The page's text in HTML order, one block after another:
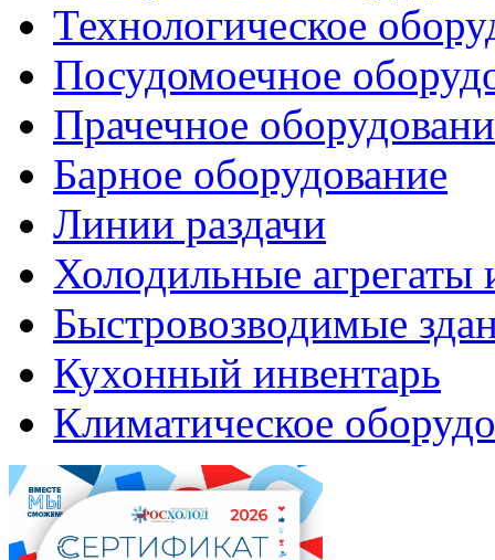
Технологическое
Посудомоечное
Прачечное
Барное оборудование
Линии раздачи
Холодильные агрегаты
Быстровозводимые
Кухонный инвентарь
Климатическое